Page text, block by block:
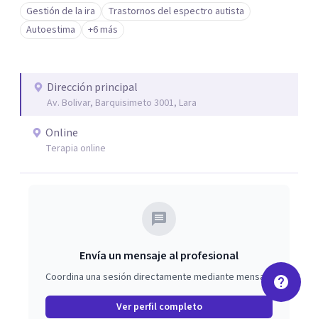
Gestión de la ira
Trastornos del espectro autista
Autoestima
+6 más
Dirección principal
Av. Bolivar, Barquisimeto 3001, Lara
Online
Terapia online
Envía un mensaje al profesional
Coordina una sesión directamente mediante mensaje
Ver perfil completo